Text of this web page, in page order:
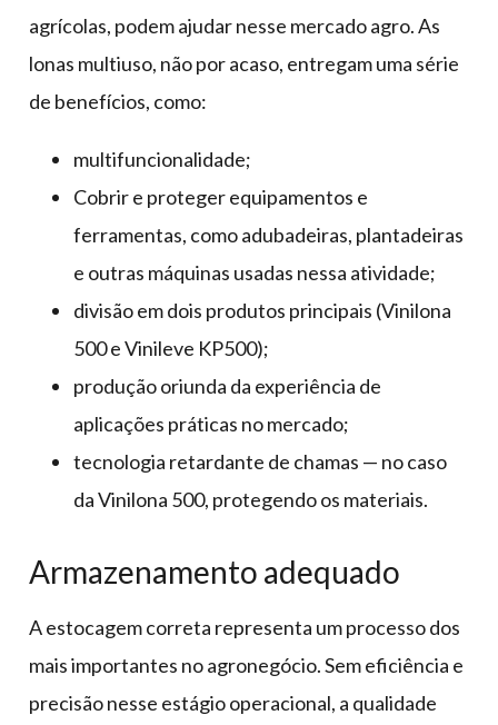
agrícolas, podem ajudar nesse mercado agro. As
lonas multiuso, não por acaso, entregam uma série
de benefícios, como:
multifuncionalidade;
Cobrir e proteger equipamentos e
ferramentas, como adubadeiras, plantadeiras
e outras máquinas usadas nessa atividade;
divisão em dois produtos principais (Vinilona
500 e Vinileve KP500);
produção oriunda da experiência de
aplicações práticas no mercado;
tecnologia retardante de chamas — no caso
da Vinilona 500, protegendo os materiais.
Armazenamento adequado
A estocagem correta representa um processo dos
mais importantes no agronegócio. Sem eficiência e
precisão nesse estágio operacional, a qualidade